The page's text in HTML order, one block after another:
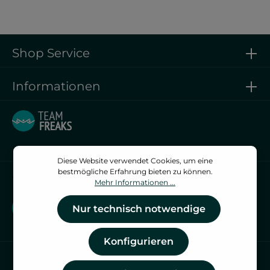
Vertrag widerrufen
Vertrag widerrufen
Shop Service
Informationen
Diese Website verwendet Cookies, um eine
bestmögliche Erfahrung bieten zu können.
Mehr Informationen ...
Nur technisch notwendige
Konfigurieren